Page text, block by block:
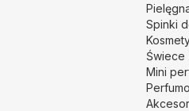
Spinki
Świece
Mini